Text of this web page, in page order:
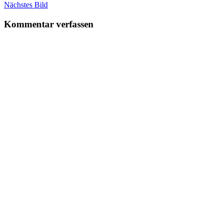
Nächstes Bild
Kommentar verfassen